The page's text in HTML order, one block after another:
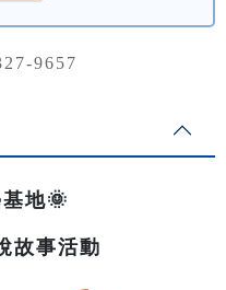
9657
地🌞
故事活動